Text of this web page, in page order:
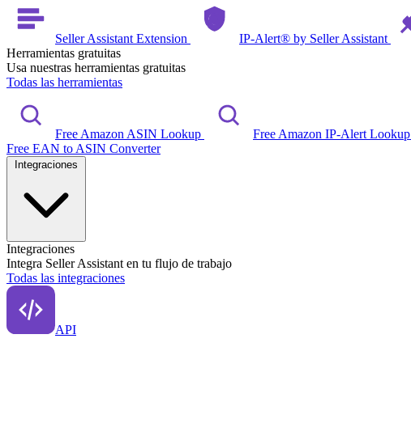
Seller Assistant Extension IP-Alert® by Seller Assistant
Herramientas gratuitas
Usa nuestras herramientas gratuitas
Todas las herramientas
Free Amazon ASIN Lookup Free Amazon IP-Alert Lookup
Free EAN to ASIN Converter
Integraciones
Integra Seller Assistant en tu flujo de trabajo
Todas las integraciones
API